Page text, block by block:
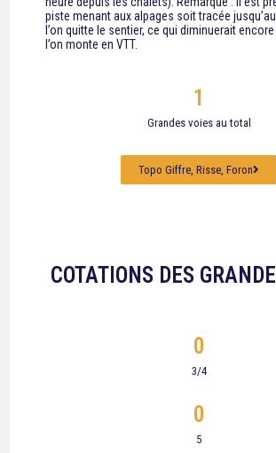
piste menant aux alpages soit tracée
l’on quitte le sentier, ce qui diminuerait
l’on monte en VTT.
Grandes voies au total
1
Topo Giffre, Risse, Foron
COTATIONS DES
3/4
0
5
0